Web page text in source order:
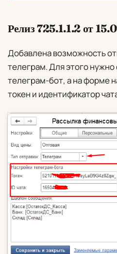
Релиз 725.1.1.2 от
Добавлена возможность
телеграм. Для этого нужно
телеграм-бот, а на форме
токен и идентификатор